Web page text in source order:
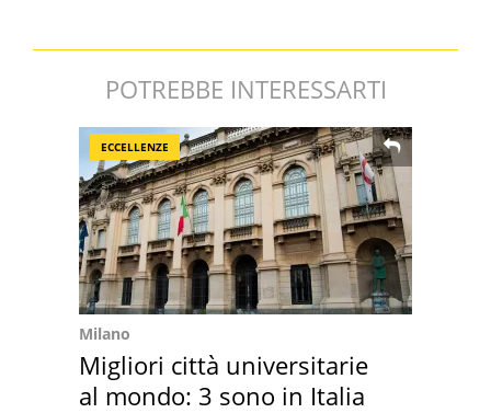
POTREBBE INTERESSARTI
ECCELLENZE
Milano
Migliori città universitarie
al mondo: 3 sono in Italia